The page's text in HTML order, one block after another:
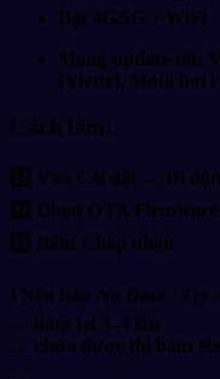
Bật 4G/5G + WiFi
Mạng update tốt:
(Viettel, Mobi hơi
Cách làm:
1️⃣ Vào Cài đặt → Di
2️⃣ Chọn OTA Firmware
3️⃣ Bấm Chấp nhận
❗ Nếu báo No Data / Try
→ bấm lại 3–4 lần
→ chưa được thì bấm